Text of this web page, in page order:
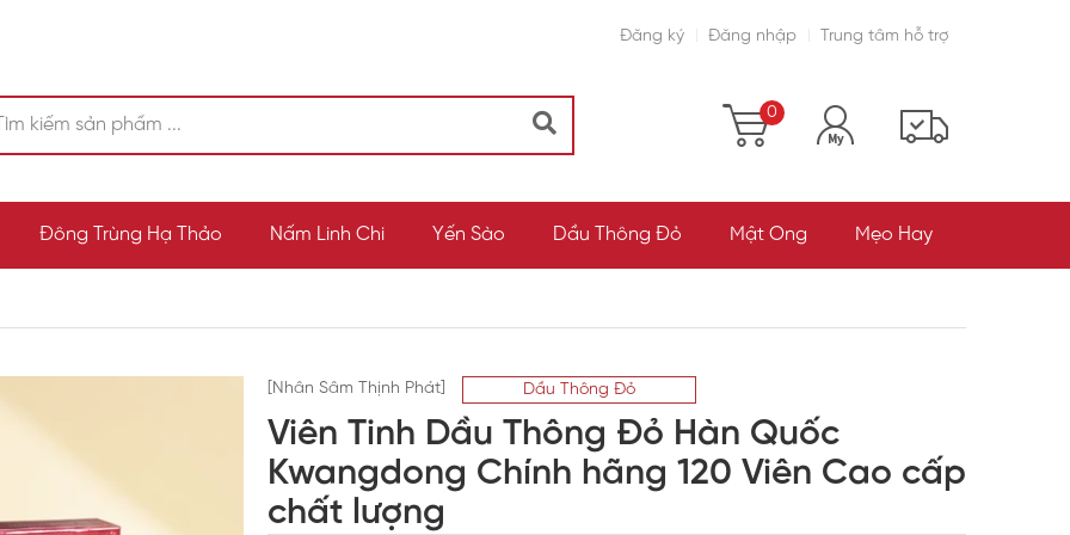
Đăng ký Đăng nhập Trung tâm hỗ trợ
0
Đông Trùng Hạ Thảo Nấm Linh Chi Yến Sào Dầu Thông Đỏ Mật Ong Mẹo Hay
[Nhân Sâm Thịnh Phát] Dầu Thông Đỏ
Viên Tinh Dầu Thông Đỏ Hàn Quốc
Kwangdong Chính hãng 120 Viên Cao cấp
chất lượng